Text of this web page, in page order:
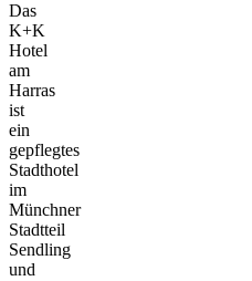
Das
K+K
Hotel
am
Harras
ist
ein
gepflegtes
Stadthotel
im
Münchner
Stadtteil
Sendling
und